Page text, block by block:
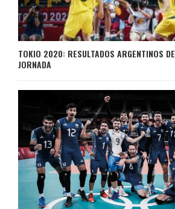
TOKIO 2020: RESULTADOS ARGENTINOS
JORNADA